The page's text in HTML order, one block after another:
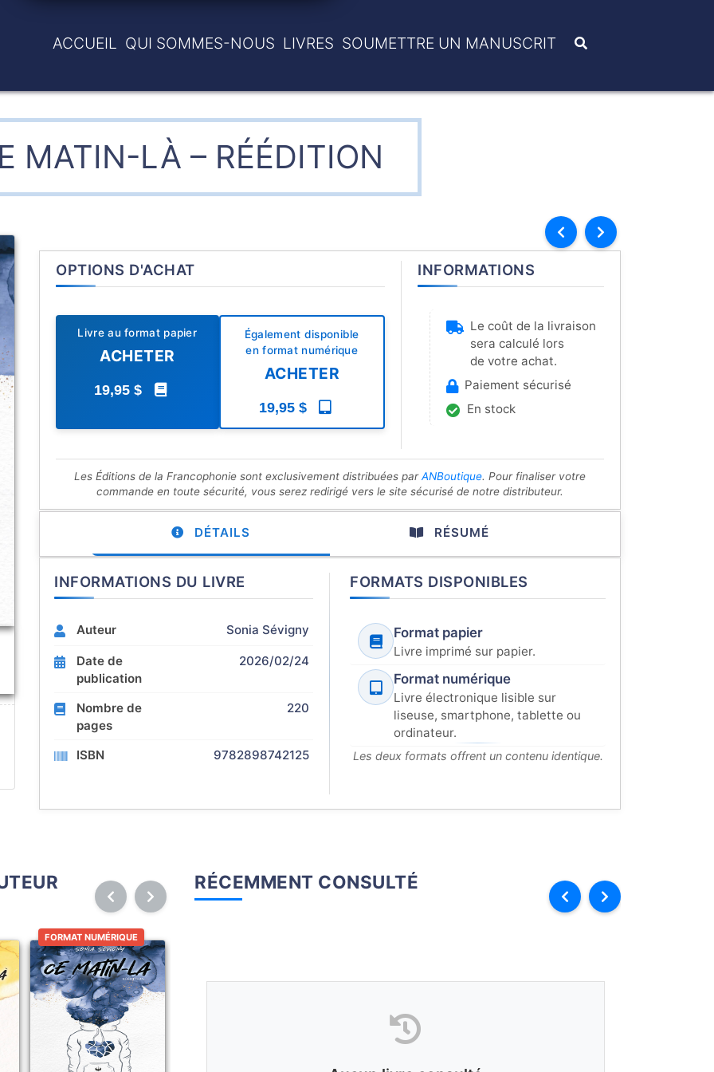
ACCUEIL QUI SOMMES-NOUS LIVRES SOUMETTRE UN MANUSCRIT
MATIN-LÀ – RÉÉDITION
OPTIONS D'ACHAT
Livre au format papier
ACHETER
19,95 $
Également disponible
en format numérique
ACHETER
19,95 $
INFORMATIONS
Le coût de la livraison
sera calculé lors
de votre achat.
Paiement sécurisé
En stock
Les Éditions de la Francophonie sont exclusivement distribuées parANBoutique. Pour finaliser votre
commande en toute sécurité, vous serez redirigé vers le site sécurisé de notre distributeur.
DÉTAILS RÉSUMÉ
INFORMATIONS DU LIVRE
Auteur Sonia Sévigny
Date de
publication
2026/02/24
Nombre de
pages
220
ISBN 9782898742125
FORMATS DISPONIBLES
Format papier
Livre imprimé sur papier.
Format numérique
Livre électronique lisible sur
liseuse, smartphone, tablette ou
ordinateur.
Les deux formats offrent un contenu identique.
FORMAT NUMÉRIQUE
RÉCEMMENT CONSULTÉ